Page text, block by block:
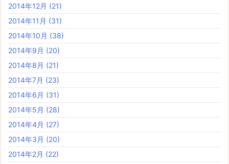
2014年12月 (21)
2014年11月 (31)
2014年10月 (38)
2014年9月 (20)
2014年8月 (21)
2014年7月 (23)
2014年6月 (31)
2014年5月 (28)
2014年4月 (27)
2014年3月 (20)
2014年2月 (22)